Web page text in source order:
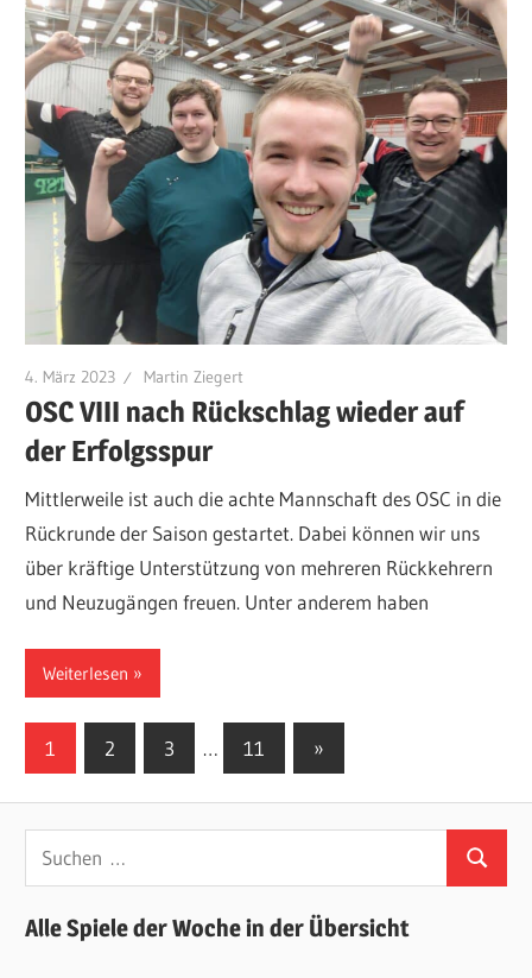
4. März 2023 Martin Ziegert
OSC VIII nach Rückschlag wieder auf
der Erfolgsspur
Mittlerweile ist auch die achte Mannschaft des OSC in die
Rückrunde der Saison gestartet. Dabei können wir uns
über kräftige Unterstützung von mehreren Rückkehrern
und Neuzugängen freuen. Unter anderem haben
Weiterlesen
Seitennummerierung
Beiträge
1 2 3 … 11
Nächste
Beiträge
»
Suchen
nach:
Suchen
Alle Spiele der Woche in der Übersicht